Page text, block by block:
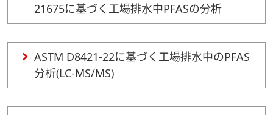
21675に基づく工場排水中PFASの分析
ASTM D8421-22に基づく工場排水中のPFAS
分析(LC-MS/MS)